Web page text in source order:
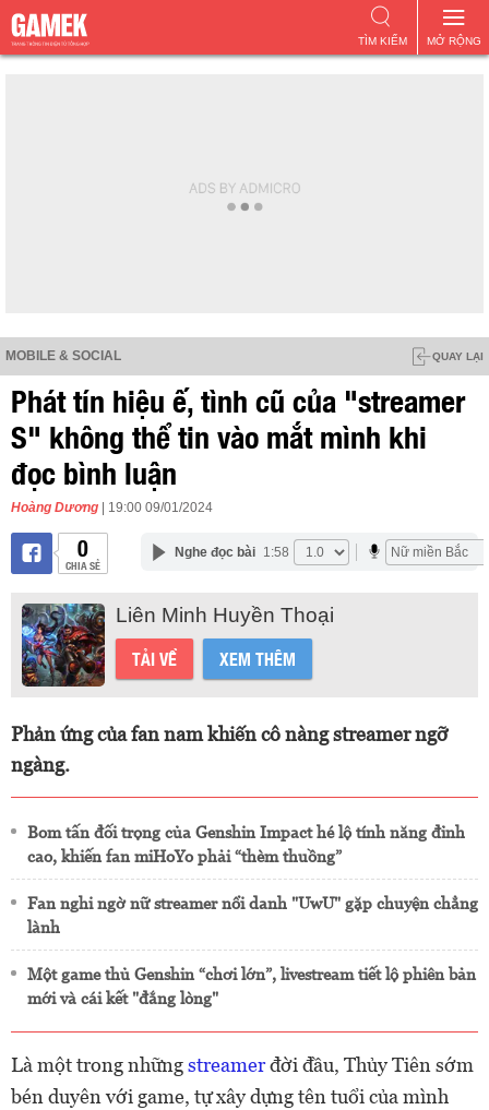
MỞ RỘNG
TÌM KIẾM
MOBILE & SOCIAL QUAY LẠI
Phát tín hiệu ế, tình cũ của "streamer
S" không thể tin vào mắt mình khi
đọc bình luận
Hoàng Dương | 19:00 09/01/2024
0
CHIA SẺ
Nghe đọc bài 1:58
Liên Minh Huyền Thoại
TẢI VỀ XEM THÊM
Phản ứng của fan nam khiến cô nàng streamer ngỡ
ngàng.
Bom tấn đối trọng của Genshin Impact hé lộ tính năng đỉnh
cao, khiến fan miHoYo phải “thèm thuồng”
Fan nghi ngờ nữ streamer nổi danh "UwU" gặp chuyện chẳng
lành
Một game thủ Genshin “chơi lớn”, livestream tiết lộ phiên bản
mới và cái kết "đắng lòng"
Là một trong nhữngstreamerđời đầu, Thủy Tiên sớm
bén duyên với game, tự xây dựng tên tuổi của mình